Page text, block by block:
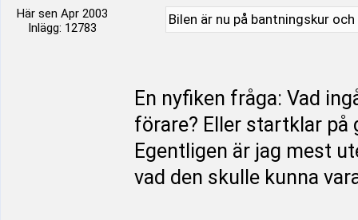
Här sen Apr 2003
Inlägg: 12783
Bilen är nu på bantningskur
En nyfiken fråga: Vad
förare? Eller startklar på
Egentligen är jag mest
vad den skulle kunna